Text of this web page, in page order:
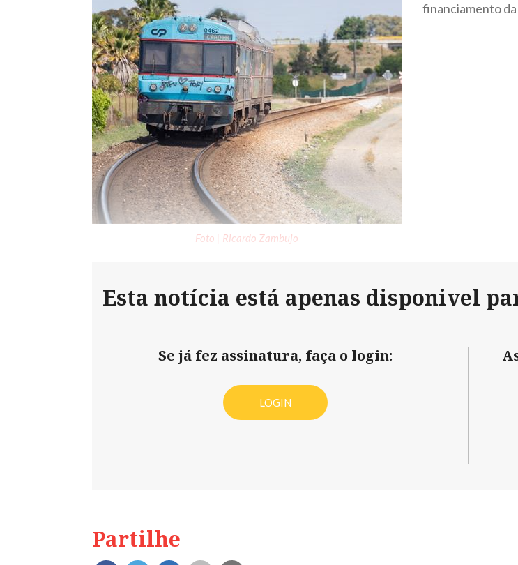
Foto | Ricardo Zambujo
financiamento da
Esta notícia está apenas disponivel
Se já fez assinatura, faça o login:
LOGIN
Partilhe